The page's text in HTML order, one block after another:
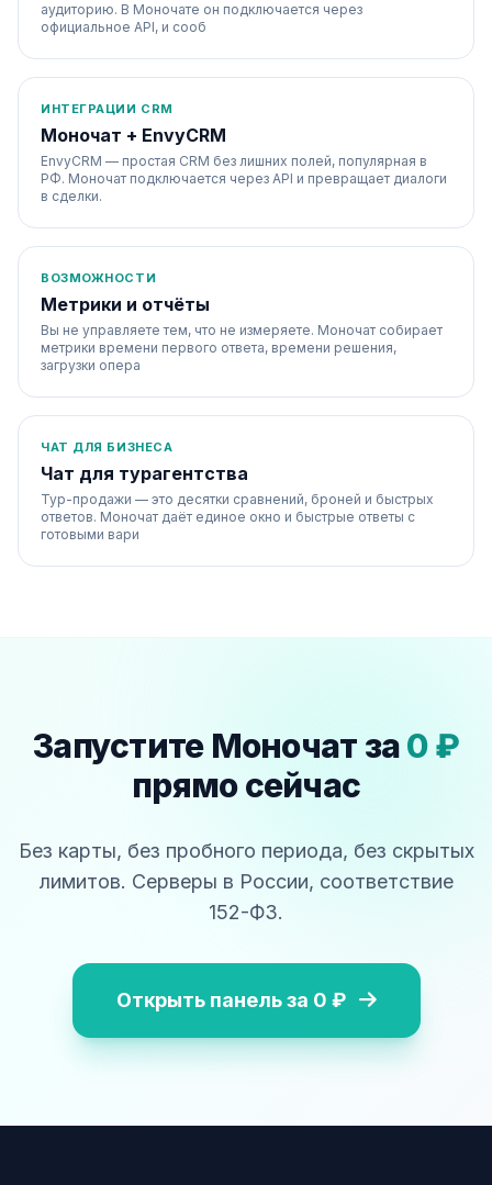
аудиторию. В Моночате он подключается через
официальное API, и сооб
ИНТЕГРАЦИИ CRM
Моночат + EnvyCRM
EnvyCRM — простая CRM без лишних полей, популярная в
РФ. Моночат подключается через API и превращает диалоги
в сделки.
ВОЗМОЖНОСТИ
Метрики и отчёты
Вы не управляете тем, что не измеряете. Моночат собирает
метрики времени первого ответа, времени решения,
загрузки опера
ЧАТ ДЛЯ БИЗНЕСА
Чат для турагентства
Тур-продажи — это десятки сравнений, броней и быстрых
ответов. Моночат даёт единое окно и быстрые ответы с
готовыми вари
Запустите Моночат за0 ₽
прямо сейчас
Без карты, без пробного периода, без скрытых
лимитов. Серверы в России, соответствие
152-ФЗ.
Открыть панель за 0 ₽